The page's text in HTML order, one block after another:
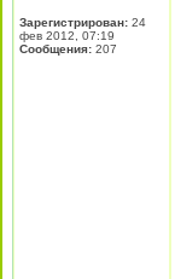
Зарегистрирован: 24
фев 2012, 07:19
Сообщения: 207